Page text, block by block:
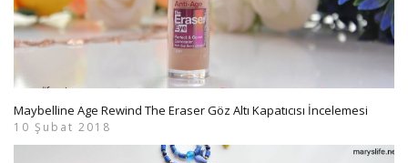
Maybelline Age Rewind The Eraser Göz Altı Kapatıcısı İncelemesi
10 Şubat 2018